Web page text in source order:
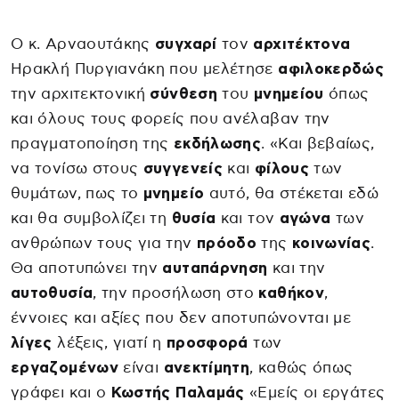
Ο κ. Αρναουτάκης συγχαρί τον αρχιτέκτονα
Ηρακλή Πυργιανάκη που μελέτησε αφιλοκερδώς
την αρχιτεκτονική σύνθεση του μνημείου όπως
και όλους τους φορείς που ανέλαβαν την
πραγματοποίηση της εκδήλωσης. «Και βεβαίως,
να τονίσω στους συγγενείς και φίλους των
θυμάτων, πως το μνημείο αυτό, θα στέκεται εδώ
και θα συμβολίζει τη θυσία και τον αγώνα των
ανθρώπων τους για την πρόοδο της κοινωνίας.
Θα αποτυπώνει την αυταπάρνηση και την
αυτοθυσία, την προσήλωση στο καθήκον,
έννοιες και αξίες που δεν αποτυπώνονται με
λίγες λέξεις, γιατί η προσφορά των
εργαζομένωνείναι ανεκτίμητη, καθώς όπως
γράφει και ο Κωστής Παλαμάς «Εμείς οι εργάτες